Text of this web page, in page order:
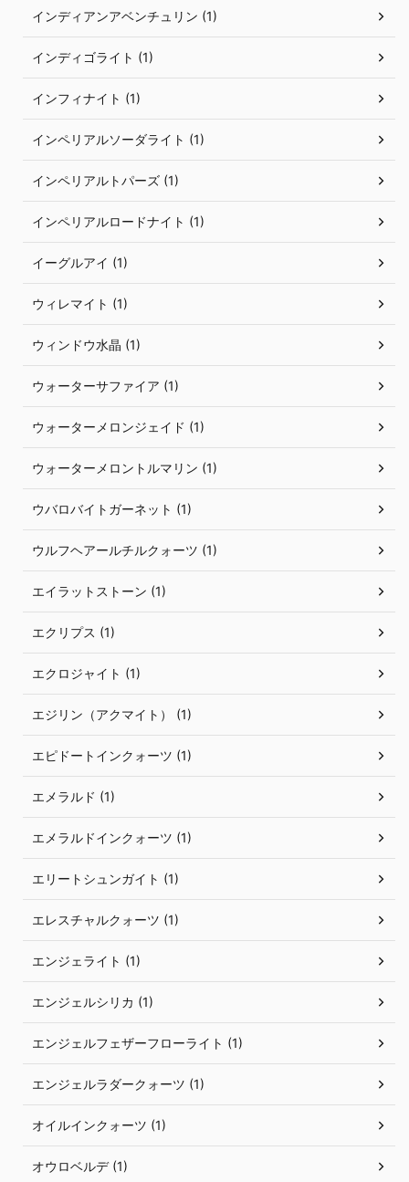
インディアンアベンチュリン (1)
インディゴライト (1)
インフィナイト (1)
インペリアルソーダライト (1)
インペリアルトパーズ (1)
インペリアルロードナイト (1)
イーグルアイ (1)
ウィレマイト (1)
ウィンドウ水晶 (1)
ウォーターサファイア (1)
ウォーターメロンジェイド (1)
ウォーターメロントルマリン (1)
ウバロバイトガーネット (1)
ウルフヘアールチルクォーツ (1)
エイラットストーン (1)
エクリプス (1)
エクロジャイト (1)
エジリン（アクマイト） (1)
エピドートインクォーツ (1)
エメラルド (1)
エメラルドインクォーツ (1)
エリートシュンガイト (1)
エレスチャルクォーツ (1)
エンジェライト (1)
エンジェルシリカ (1)
エンジェルフェザーフローライト (1)
エンジェルラダークォーツ (1)
オイルインクォーツ (1)
オウロベルデ (1)